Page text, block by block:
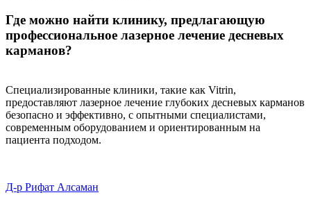
Где можно найти клинику, предлагающую
профессиональное лазерное лечение десневых
карманов?
Специализированные клиники, такие как Vitrin,
предоставляют лазерное лечение глубоких десневых карманов
безопасно и эффективно, с опытными специалистами,
современным оборудованием и ориентированным на
пациента подходом.
Д-р Рифат Алсаман